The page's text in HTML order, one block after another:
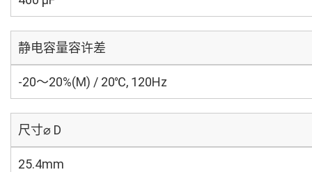
静电容量容许差
-20～20%(M) / 20℃, 120Hz
尺寸⌀ D
25.4mm